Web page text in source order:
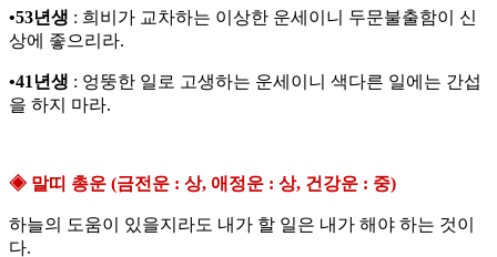
•53년생 : 희비가 교차하는 이상한 운세이니 두문불출함이 신
상에 좋으리라.
•41년생 : 엉뚱한 일로 고생하는 운세이니 색다른 일에는 간섭
을 하지 마라.
◈ 말띠 총운 (금전운 : 상, 애정운 : 상, 건강운 : 중)
하늘의 도움이 있을지라도 내가 할 일은 내가 해야 하는 것이
다.